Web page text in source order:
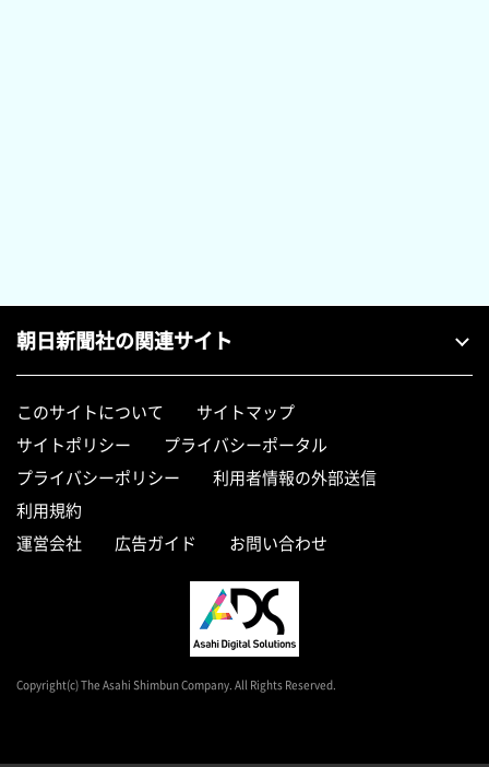
朝日新聞社の関連サイト
このサイトについて
サイトマップ
サイトポリシー
プライバシーポータル
プライバシーポリシー
利用者情報の外部送信
利用規約
運営会社
広告ガイド お問い合わせ
Copyright(c) The Asahi Shimbun Company. All Rights Reserved.